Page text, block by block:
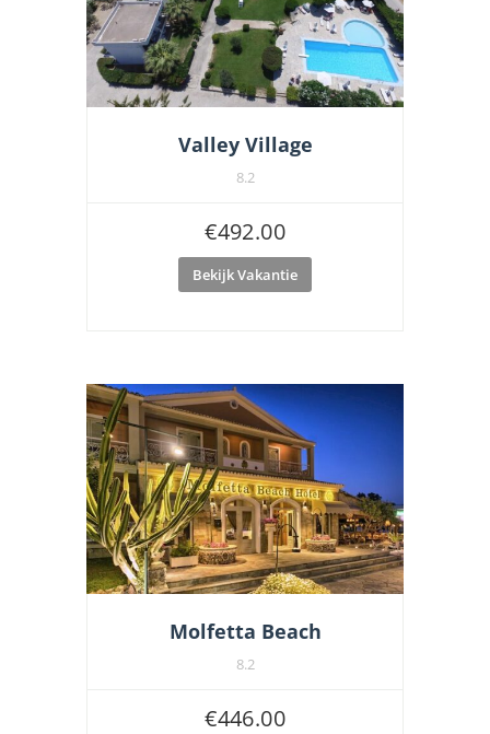
Valley Village
8.2
€492.00
Bekijk Vakantie
Molfetta Beach
8.2
€446.00